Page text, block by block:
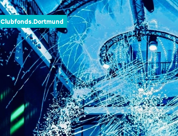
Clubfonds.Dortmund